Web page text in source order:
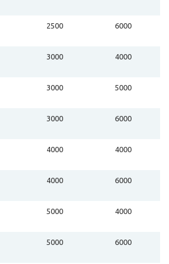
2500 6000
3000 4000
3000 5000
3000 6000
4000 4000
4000 6000
5000 4000
5000 6000